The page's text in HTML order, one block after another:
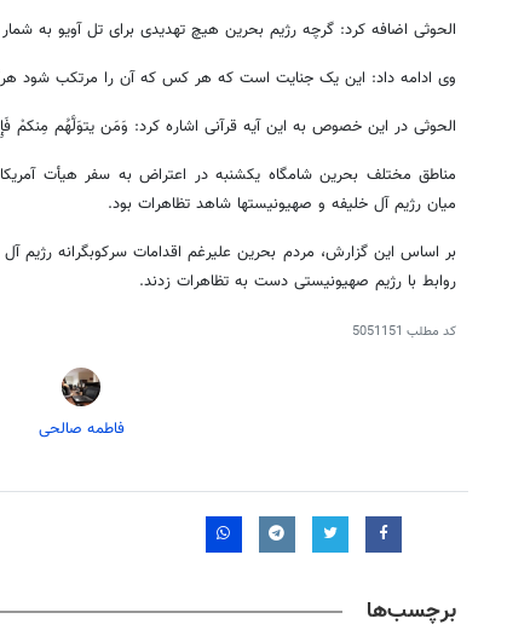
الحوثی اضافه کرد: گرچه رژیم بحرین هیچ تهدیدی برای تل آویو به
وی ادامه داد: این یک جنایت است که هر کس که آن را مرتکب شود
الحوثی در این خصوص به این آیه قرآنی اشاره کرد: وَمَن یتوَلَّهُم مِنکمْ
مناطق مختلف بحرین شامگاه یکشنبه در اعتراض به سفر هیأت
میان رژیم آل خلیفه و صهیونیستها شاهد تظاهرات بود.
بر اساس این گزارش، مردم بحرین علیرغم اقدامات سرکوبگرانه رژیم
روابط با رژیم صهیونیستی دست به تظاهرات زدند.
کد مطلب 5051151
فاطمه صالحی
برچسب‌ها